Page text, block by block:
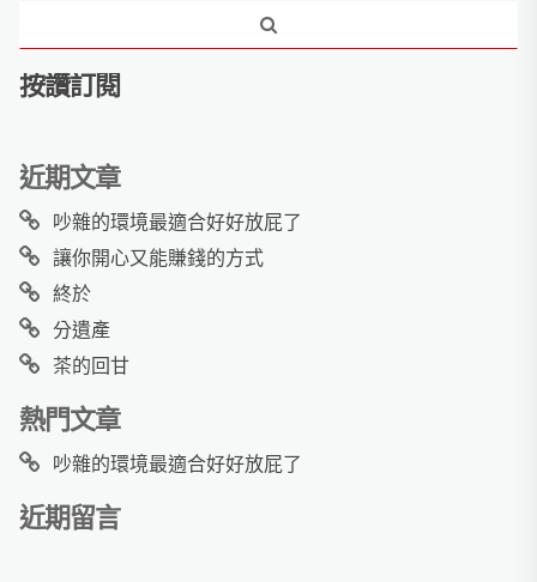
按讚訂閱
近期文章
吵雜的環境最適合好好放屁了
讓你開心又能賺錢的方式
終於
分遺產
茶的回甘
熱門文章
吵雜的環境最適合好好放屁了
近期留言